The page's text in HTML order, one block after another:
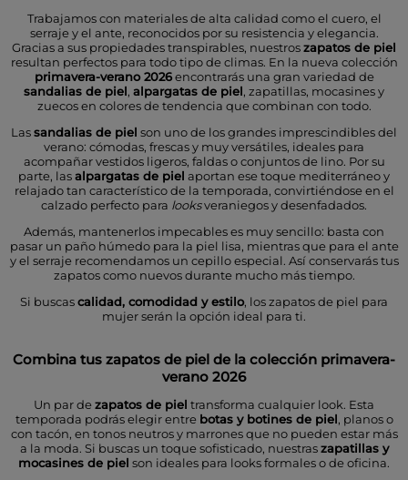
Trabajamos con materiales de alta calidad como el cuero, el
serraje y el ante, reconocidos por su resistencia y elegancia.
Gracias a sus propiedades transpirables, nuestroszapatos de piel
resultan perfectos para todo tipo de climas. En la nueva colección
primavera-verano 2026encontrarás una gran variedad de
sandalias de piel, alpargatas de piel, zapatillas, mocasines y
zuecos en colores de tendencia que combinan con todo.
Lassandalias de piel son uno de los grandes imprescindibles del
verano: cómodas, frescas y muy versátiles, ideales para
acompañar vestidos ligeros, faldas o conjuntos de lino. Por su
parte, lasalpargatas de piel aportan ese toque mediterráneo y
relajado tan característico de la temporada, convirtiéndose en el
calzado perfecto para looksveraniegos y desenfadados.
Además, mantenerlos impecables es muy sencillo: basta con
pasar un paño húmedo para la piel lisa, mientras que para el ante
y el serraje recomendamos un cepillo especial. Así conservarás tus
zapatos como nuevos durante mucho más tiempo.
Si buscascalidad, comodidad y estilo, los zapatos de piel para
mujer serán la opción ideal para ti.
Combina tus zapatos de piel de la colección primavera-
verano 2026
Un par dezapatos de piel transforma cualquier look. Esta
temporada podrás elegir entre botas y botines de piel, planos o
con tacón, en tonos neutros y marrones que no pueden estar más
a la moda. Si buscas un toque sofisticado, nuestraszapatillas y
mocasines de piel son ideales para looks formales o de oficina.